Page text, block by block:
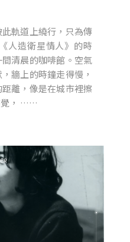
此軌道上繞行，只為傳
人造衛星情人》的時
清晨的咖啡館。空氣
牆上的時鐘走得慢，
離，像是在城市裡擦
覺， ……